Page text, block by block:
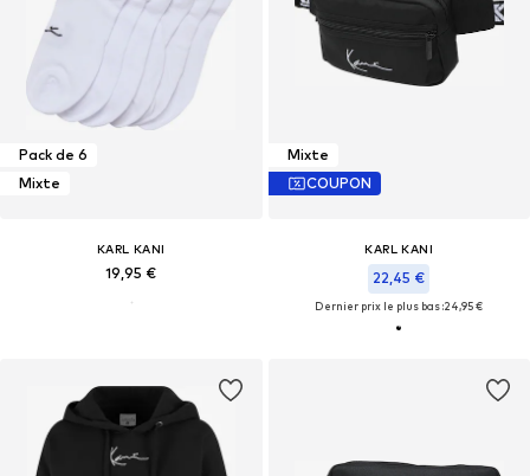
Pack de 6
Mixte
KARL KANI
19,95 €
Mixte
COUPON
KARL KANI
22,45 €
Dernier prix le plus bas :24,95 €